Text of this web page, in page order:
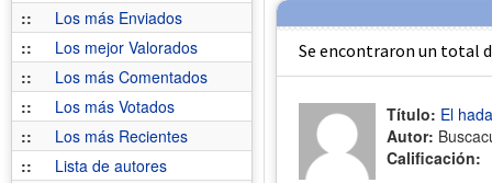
::
Los más Enviados
::
Los mejor Valorados
::
Los más Comentados
::
Los más Votados
::
Los más Recientes
::
Lista de autores
Se encontraron un total
Título: El
Autor:
Calificación: